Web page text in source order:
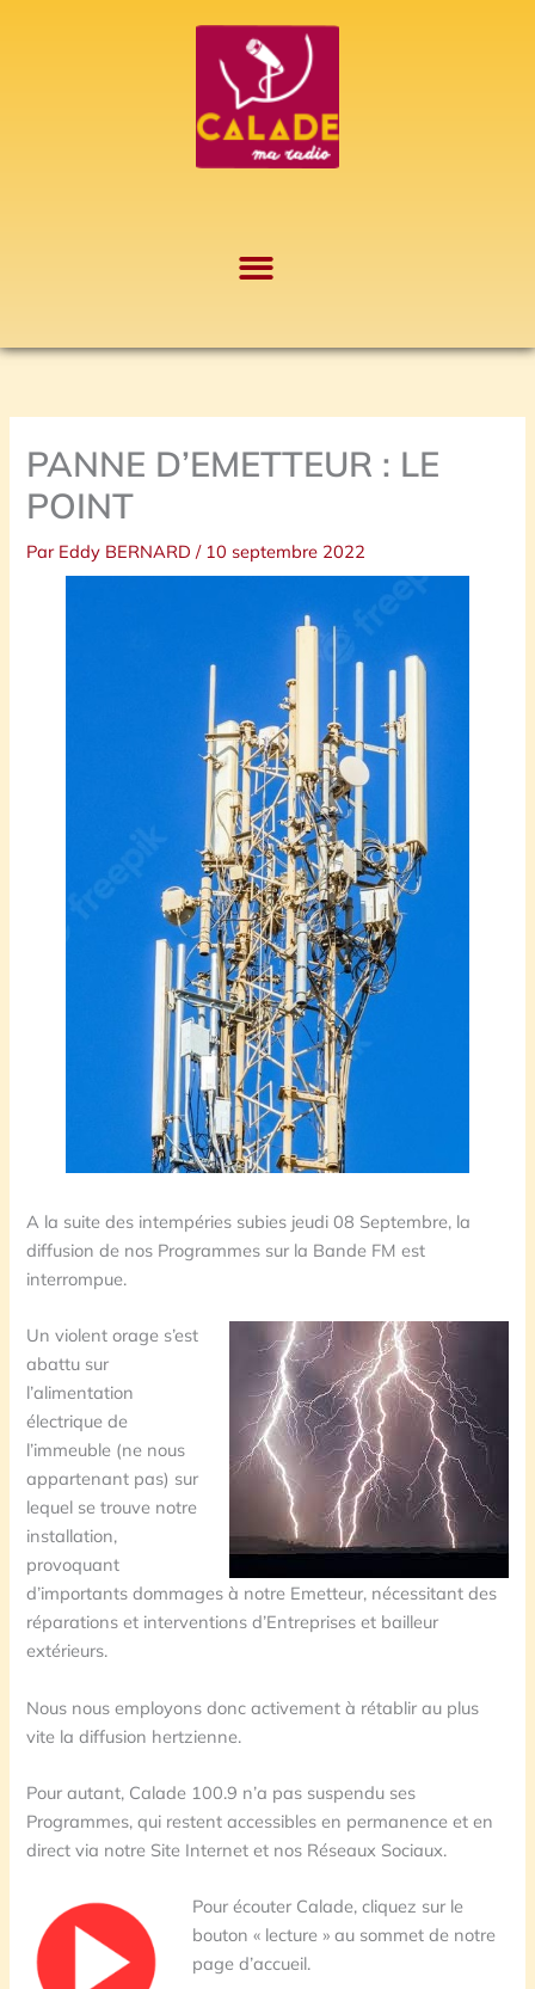
PANNE D’EMETTEUR : LE
POINT
Par Eddy BERNARD/ 10 septembre 2022
A la suite des intempéries subies jeudi 08 Septembre, la
diffusion de nos Programmes sur la Bande FM est
interrompue.
Un violent orage s’est
abattu sur
l’alimentation
électrique de
l’immeuble (ne nous
appartenant pas) sur
lequel se trouve notre
installation,
provoquant
d’importants dommages à notre Emetteur, nécessitant des
réparations et interventions d’Entreprises et bailleur
extérieurs.
Nous nous employons donc activement à rétablir au plus
vite la diffusion hertzienne.
Pour autant, Calade 100.9 n’a pas suspendu ses
Programmes, qui restent accessibles en permanence et en
direct via notre Site Internet et nos Réseaux Sociaux.
Pour écouter Calade, cliquez sur le
bouton « lecture » au sommet de notre
page d’accueil.